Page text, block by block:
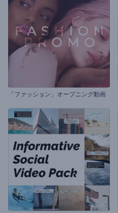
「ファッション」オープニング動画